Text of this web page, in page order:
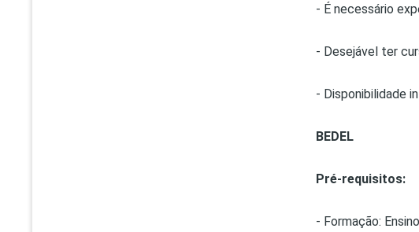
- É necessário
- Desejável ter
- Disponibilidade
BEDEL
Pré-requisitos:
- Formação: